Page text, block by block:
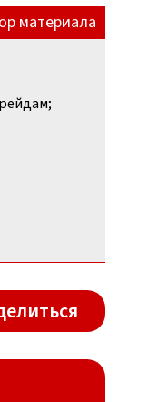
материала